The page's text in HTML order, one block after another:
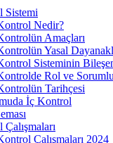
Sistemi
Nedir?
Amaçları
Yasal
Sisteminin
Rol ve
Tarihçesi
İç Kontrol
Çalışmaları 2024